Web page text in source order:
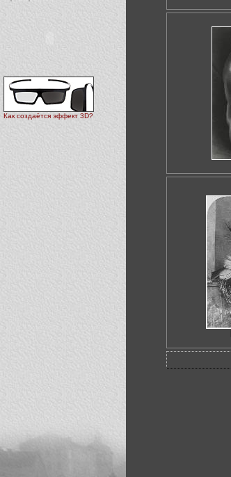
Как создаётся эффект 3D?